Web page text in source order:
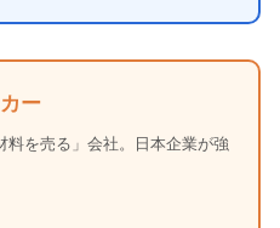
ー
料を売る」会社。日本企業が強